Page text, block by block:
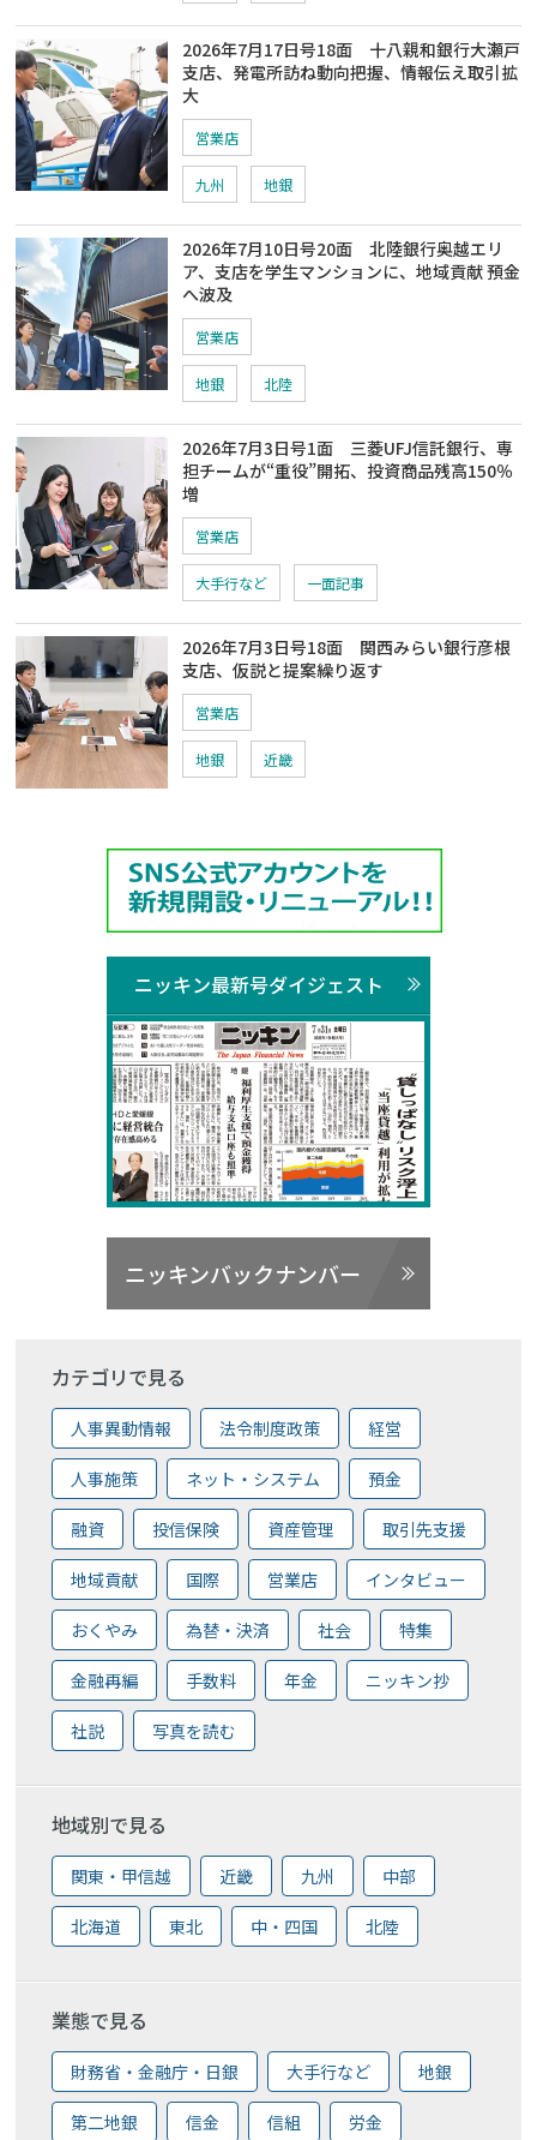
2026年7月17日号18面 十八親和銀行大瀬戸
支店、発電所訪ね動向把握、情報伝え取引拡
大
営業店
九州 地銀
2026年7月10日号20面 北陸銀行奥越エリ
ア、支店を学生マンションに、地域貢献 預金
へ波及
営業店
地銀 北陸
2026年7月3日号1面 三菱UFJ信託銀行、専
担チームが“重役”開拓、投資商品残高150％
増
営業店
大手行など 一面記事
2026年7月3日号18面 関西みらい銀行彦根
支店、仮説と提案繰り返す
営業店
地銀 近畿
ニッキン最新号ダイジェスト
ニッキンバックナンバー
カテゴリで見る
人事異動情報 法令制度政策 経営
人事施策 ネット・システム 預金
融資 投信保険 資産管理 取引先支援
地域貢献 国際 営業店 インタビュー
おくやみ 為替・決済 社会 特集
金融再編 手数料 年金 ニッキン抄
社説 写真を読む
地域別で見る
関東・甲信越 近畿 九州 中部
北海道 東北 中・四国 北陸
業態で見る
財務省・金融庁・日銀 大手行など 地銀
第二地銀 信金 信組 労金